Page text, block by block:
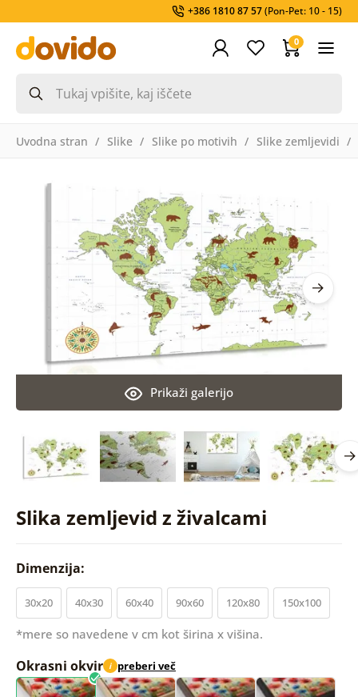
+386 1810 87 57(Pon-Pet: 10 - 15)
0
Uvodna stran Slike Slike po motivih Slike zemljevidi
Slika zemljevid z živalcami
Prikaži galerijo
Dimenzija:
30x20 40x30 60x40 90x60 120x80 150x100
*mere so navedene v cm kot širina x višina.
Okrasni okvir i preberi več